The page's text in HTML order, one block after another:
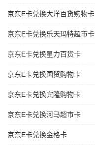
京东E卡兑换大洋百货购物卡
京东E卡兑换乐天玛特超市卡
京东E卡兑换星力百货卡
京东E卡兑换国贸购物卡
京东E卡兑换宾隆购物卡
京东E卡兑换河马超市卡
京东E卡兑换金格卡